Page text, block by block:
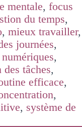
mentale, focus
du temps,
, mieux travailler,
journées,
,
tâches,
efficace,
,
, système de